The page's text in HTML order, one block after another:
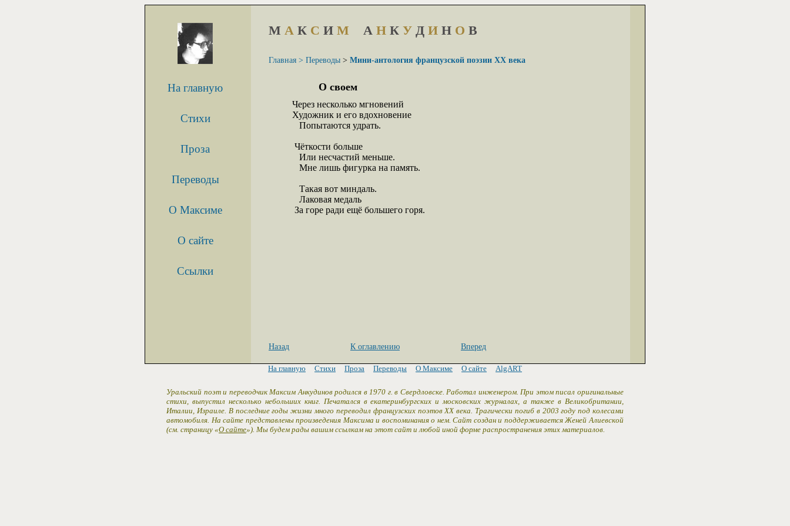
На главную
Стихи
Проза
Переводы
О Максиме
О сайте
Ссылки
М А К С И М А Н К У Д И Н О В
Главная > Переводы > Мини-антология французской поэзии XX века
О своем
Через несколько мгновений
Художник и его вдохновение
   Попытаются удрать.
Чёткости больше
   Или несчастий меньше.
   Мне лишь фигурка на память.
   Такая вот миндаль.
   Лаковая медаль
За горе ради ещё большего горя.
Назад К оглавлению Вперед
На главную Стихи Проза Переводы О Максиме О сайте AlgART
Уральский поэт и переводчик Максим Анкудинов родился в 1970 г. в Свердловске. Работал инженером. При этом писал оригинальные
стихи, выпустил несколько небольших книг. Печатался в екатеринбургских и московских журналах, а также в Великобритании,
Италии, Израиле. В последние годы жизни много переводил французских поэтов XX века. Трагически погиб в 2003 году под колесами
автомобиля. На сайте представлены произведения Максима и воспоминания о нем. Сайт создан и поддерживается Женей Алиевской
(см. страницу «О сайте»). Мы будем рады вашим ссылкам на этот сайт и любой иной форме распространения этих материалов.